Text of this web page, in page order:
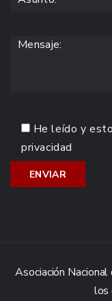
He leído y
privacidad
Asociación
los